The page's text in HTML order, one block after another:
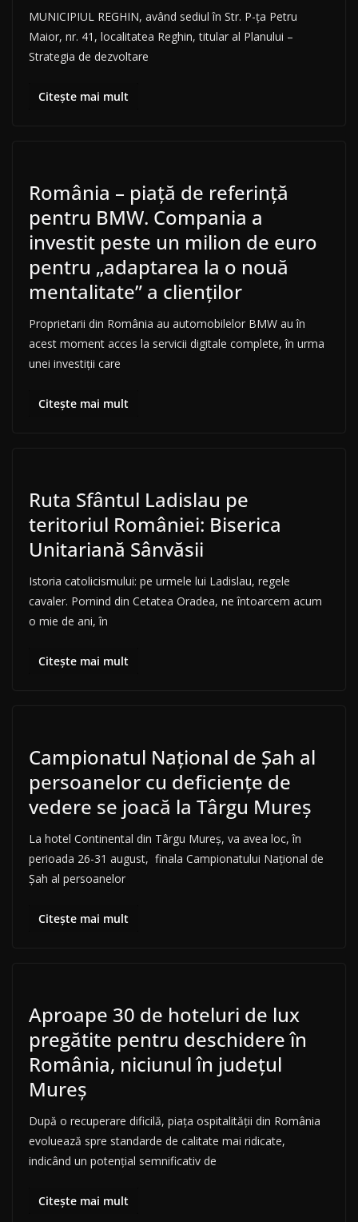
MUNICIPIUL REGHIN, având sediul în Str. P-ța Petru
Maior, nr. 41, localitatea Reghin, titular al Planului –
Strategia de dezvoltare
Citește mai mult
România – piață de referință
pentru BMW. Compania a
investit peste un milion de euro
pentru „adaptarea la o nouă
mentalitate” a clienților
Proprietarii din România au automobilelor BMW au în
acest moment acces la servicii digitale complete, în urma
unei investiții care
Citește mai mult
Ruta Sfântul Ladislau pe
teritoriul României: Biserica
Unitariană Sânvăsii
Istoria catolicismului: pe urmele lui Ladislau, regele
cavaler. Pornind din Cetatea Oradea, ne întoarcem acum
o mie de ani, în
Citește mai mult
Campionatul Național de Șah al
persoanelor cu deficiențe de
vedere se joacă la Târgu Mureș
La hotel Continental din Târgu Mureș, va avea loc, în
perioada 26-31 august, finala Campionatului Național de
Șah al persoanelor
Citește mai mult
Aproape 30 de hoteluri de lux
pregătite pentru deschidere în
România, niciunul în județul
Mureș
După o recuperare dificilă, piața ospitalității din România
evoluează spre standarde de calitate mai ridicate,
indicând un potențial semnificativ de
Citește mai mult